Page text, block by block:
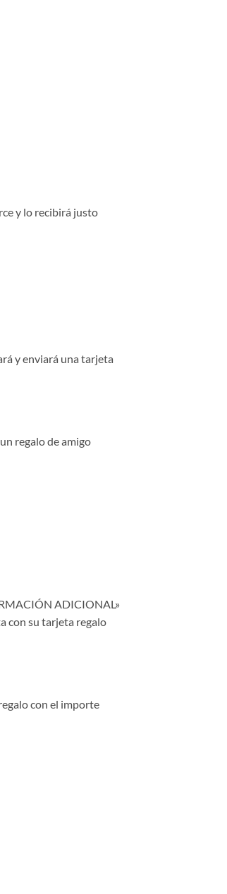
y lo recibirá justo
y enviará una tarjeta
regalo de amigo
ADICIONAL»
con su tarjeta regalo
con el importe